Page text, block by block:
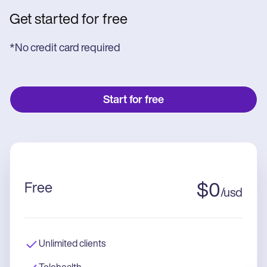
Get started for free
*No credit card required
Start for free
Free $0/usd
Unlimited clients